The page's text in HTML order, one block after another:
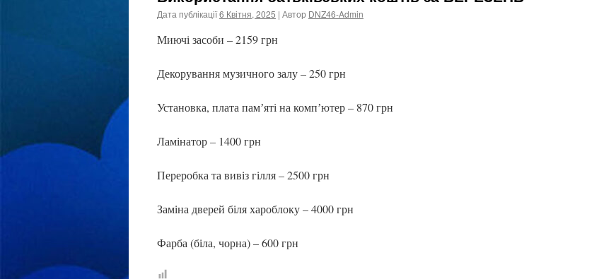
Дата публікації6 Квітня, 2025 | Автор DNZ46-Admin
Миючі засоби – 2159 грн
Декорування музичного залу – 250 грн
Установка, плата памʼяті на компʼютер – 870 грн
Ламінатор – 1400 грн
Переробка та вивіз гілля – 2500 грн
Заміна дверей біля хароблоку – 4000 грн
Фарба (біла, чорна) – 600 грн